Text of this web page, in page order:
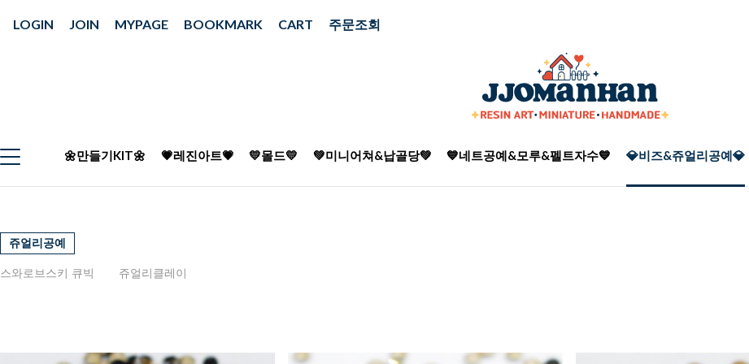
LOGIN JOIN MYPAGE BOOKMARK CART 주문조회
🌼만들기KIT🌼 💗레진아트💗 💛몰드💛 💚미니어쳐&납골당💚 💙네트공예&모루&펠트자수💙 💎비즈&쥬얼리공예💎
쥬얼리공예
스와로브스키 큐빅 쥬얼리클레이